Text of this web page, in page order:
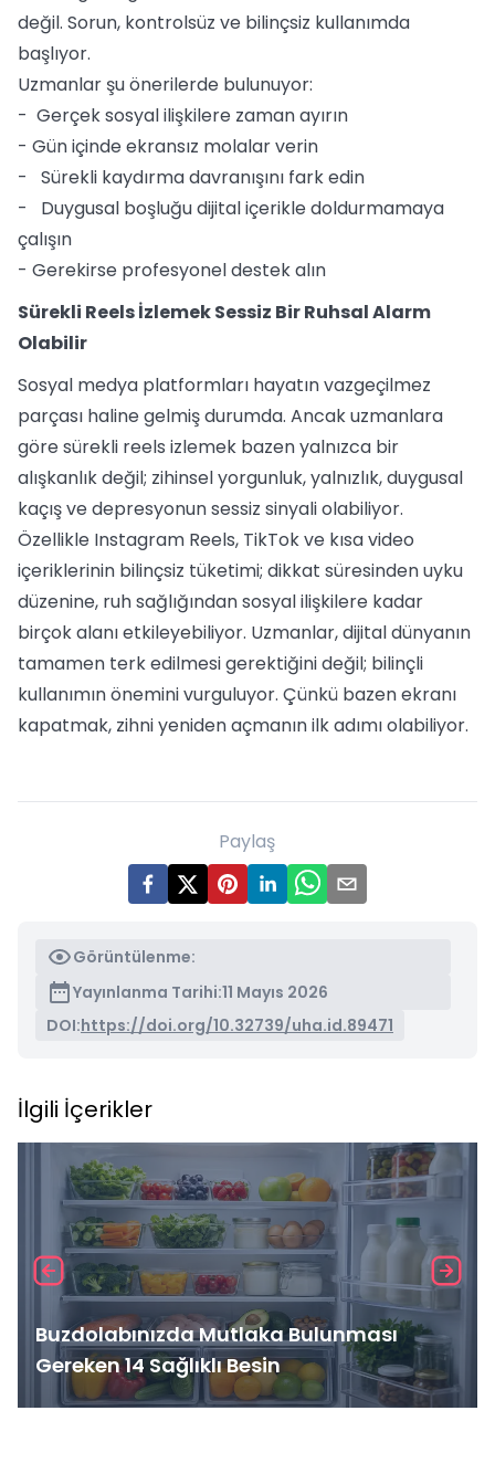
değil. Sorun, kontrolsüz ve bilinçsiz kullanımda
başlıyor.
Uzmanlar şu önerilerde bulunuyor:
- Gerçek sosyal ilişkilere zaman ayırın
- Gün içinde ekransız molalar verin
- Sürekli kaydırma davranışını fark edin
- Duygusal boşluğu dijital içerikle doldurmamaya
çalışın
- Gerekirse profesyonel destek alın
Sürekli Reels İzlemek Sessiz Bir Ruhsal Alarm
Olabilir
Sosyal medya platformları hayatın vazgeçilmez
parçası haline gelmiş durumda. Ancak uzmanlara
göre sürekli reels izlemek bazen yalnızca bir
alışkanlık değil; zihinsel yorgunluk, yalnızlık, duygusal
kaçış ve depresyonun sessiz sinyali olabiliyor.
Özellikle Instagram Reels, TikTok ve kısa video
içeriklerinin bilinçsiz tüketimi; dikkat süresinden uyku
düzenine, ruh sağlığından sosyal ilişkilere kadar
birçok alanı etkileyebiliyor. Uzmanlar, dijital dünyanın
tamamen terk edilmesi gerektiğini değil; bilinçli
kullanımın önemini vurguluyor. Çünkü bazen ekranı
kapatmak, zihni yeniden açmanın ilk adımı olabiliyor.
Paylaş
Görüntülenme:
Yayınlanma Tarihi:11 Mayıs 2026
DOI:https://doi.org/10.32739/uha.id.89471
İlgili İçerikler
Buzdolabınızda Mutlaka Bulunması
Gereken 14 Sağlıklı Besin